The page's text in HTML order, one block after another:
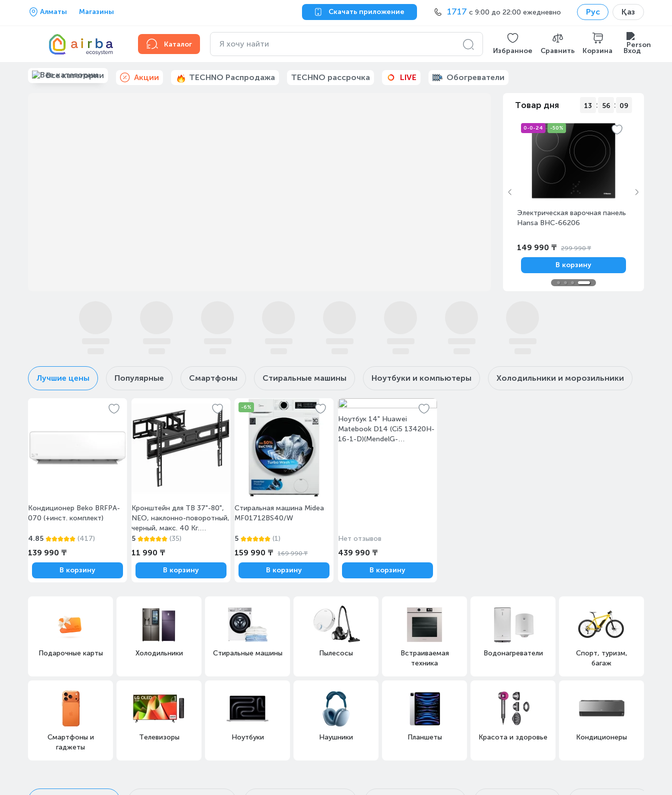
Алматы Магазины Скачать приложение 1717 с 9:00 до 22:00 ежедневно Рус Қаз
Каталог
Избранное Сравнить Корзина Вход
Все категории Акции TECHNO Распродажа TECHNO рассрочка LIVE Обогреватели
Товар дня 13 : 56 : 08
0-0-24 -50%
Электрическая варочная панель
Hansa BHC-66206
149 990 ₸ 299 990 ₸
В корзину
Лучшие цены Популярные Смартфоны Стиральные машины Ноутбуки и компьютеры Холодильники и морозильники
Кондиционер Beko BRFPA-
070 (+инст. комплект)
4.85 (417)
139 990 ₸
В корзину
Кронштейн для ТВ 37"-80",
NEO, наклонно-поворотный,
черный, макс. 40 Кг.
(FMTVML-7040)
5 (35)
11 990 ₸
В корзину
-6%
Стиральная машина Midea
MF01712BS40/W
5 (1)
159 990 ₸ 169 990 ₸
В корзину
Ноутбук 14" Huawei
Matebook D14 (Ci5 13420H-
16-1-D)(MendelG-
Нет отзывов
439 990 ₸
В корзину
Подарочные карты
Смартфоны и
гаджеты
Холодильники
Телевизоры
Стиральные машины
Ноутбуки
Пылесосы
Наушники
Встраиваемая
техника
Планшеты
Водонагреватели
Красота и здоровье
Спорт, туризм,
багаж
Кондиционеры